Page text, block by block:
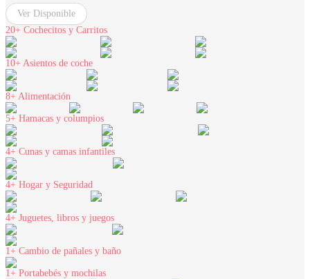
Ver Disponible
20+ Cochecitos y Carritos
10+ Asientos de coche
8+ Alimentación
5+ Hamacas y columpios
4+ Cunas y camas infantiles
4+ Hogar y Seguridad
4+ Juguetes, libros y juegos
1+ Cambio de pañales y baño
1+ Portabebés y mochilas